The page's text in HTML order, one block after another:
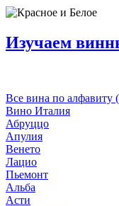
Изучаем
Все вина по алфавиту
Вино Италия
Абруццо
Апулия
Венето
Лацио
Пьемонт
Альба
Асти